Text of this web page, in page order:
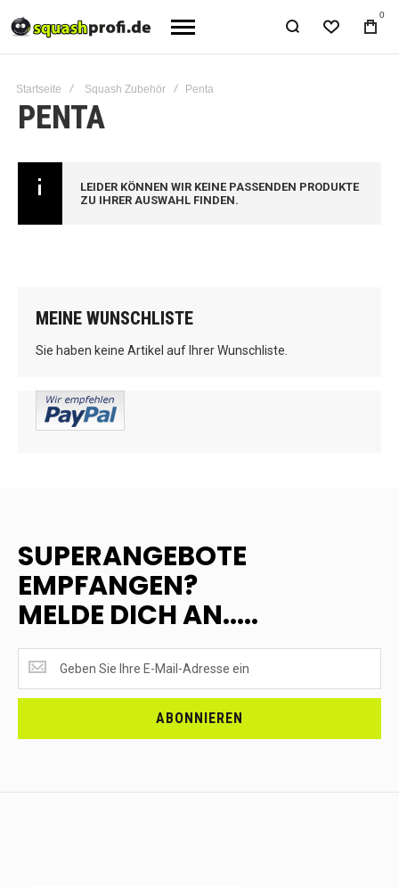
0
Startseite Squash Zubehör Penta
PENTA
LEIDER KÖNNEN WIR KEINE PASSENDEN PRODUKTE
ZU IHRER AUSWAHL FINDEN.
MEINE WUNSCHLISTE
Sie haben keine Artikel auf Ihrer Wunschliste.
SUPERANGEBOTE
EMPFANGEN?
MELDE DICH AN.....
EMPFANGEN?
<br>MELDE
ABONNIEREN